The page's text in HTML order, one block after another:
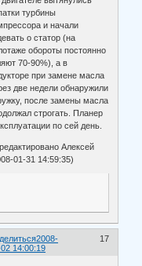
турбины
и начали
о статор (на
обороты постоянно
70-90%), а в
при замене масла
две недели обнаружили
после замены масла
строгать. Планер
по сей день.
Алексей
01-31 14:59:35)
17
2008-
14:00:19